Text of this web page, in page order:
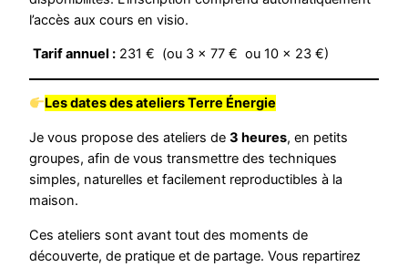
l’accès aux cours en visio.
Tarif annuel : 231 € (ou 3 × 77 € ou 10 × 23 €)
Les dates des ateliers Terre Énergie
Je vous propose des ateliers de 3 heures, en petits
groupes, afin de vous transmettre des techniques
simples, naturelles et facilement reproductibles à la
maison.
Ces ateliers sont avant tout des moments de
découverte, de pratique et de partage. Vous repartirez